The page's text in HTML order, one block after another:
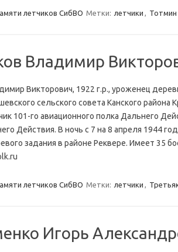
летчиков СибВО Метки: летчики , Тотмин
Владимир
Викторович, 1922 г.р., уроженец
сельского совета Канского района
101-го авиационного полка Дальнего
Действия. В ночь с 7 на 8 апреля 1944
задания в районе Реквере. Имеет 35
летчиков СибВО Метки: летчики ,
Игорь